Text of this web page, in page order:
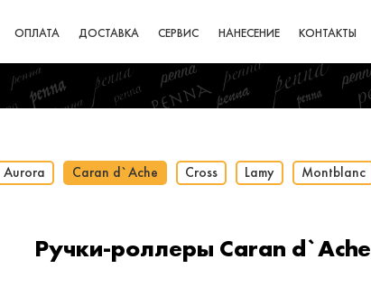
ОПЛАТА ДОСТАВКА СЕРВИС НАНЕСЕНИЕ КОНТАКТЫ
Aurora Caran d`Ache Cross Lamy Montblanc
Ручки-роллеры Caran d`Ache